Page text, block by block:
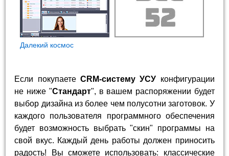
Далекий космос
Если покупаете CRM-систему УСУ конфигурации
не ниже "Стандарт", в вашем распоряжении будет
выбор дизайна из более чем полусотни заготовок. У
каждого пользователя программного обеспечения
будет возможность выбрать "скин" программы на
свой вкус. Каждый день работы должен приносить
радость! Вы сможете использовать: классические